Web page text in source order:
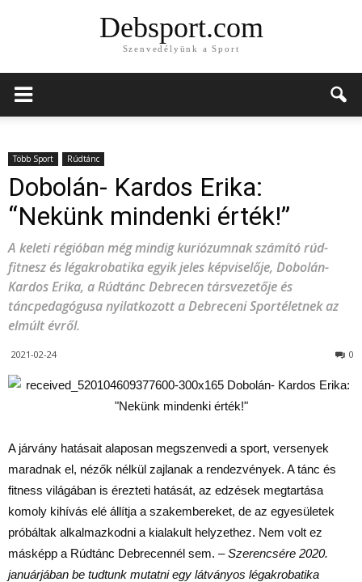
Debsport.com
Szenvedélyünk a Sport
Több Sport Rúdtánc
Dobolán- Kardos Erika:
“Nekünk mindenki érték!”
A keleti régióban még mindig kuriózumnak számító rúd-
fitnesz és légakrobatika egyik jeles képviselője, Dobolán-
Kardos Erika, a Rúdtánc Debrecen társvezetője és
táncpedagógusa nyilatkozott a Debreceni Sportéletnek az
elmúlt évről.
2021-02-24 0
A járvány hatásait alaposan megszenvedi a sport, versenyek
maradnak el, nézők nélkül zajlanak a rendezvények. A tánc és
fitness világában is érezteti hatását, az edzések megtartása
komoly kihívás elé állítja a szakembereket, de az egyesületek
próbáltak alkalmazkodni a kialakult helyzethez. Nem volt ez
másképp a Rúdtánc Debrecennél sem. –Szerencsére 2020.
januárjában be tudtunk mutatni egy látványos légakrobatika